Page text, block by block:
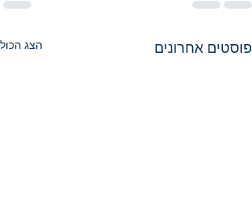
פוסטים אחרונים הצג הכול